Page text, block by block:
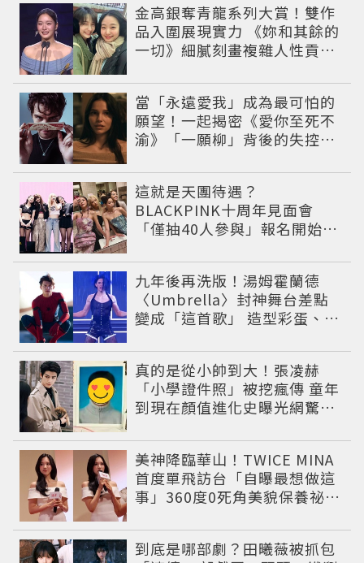
金高銀奪青龍系列大賞！雙作
品入圍展現實力 《妳和其餘的
一切》細膩刻畫複雜人性貢獻
當「永遠愛我」成為最可怕的
願望！一起揭密《愛你至死不
渝》「一願柳」背後的失控愛
這就是天團待遇？
BLACKPINK十周年見面會
「僅抽40人參與」報名開始到
九年後再洗版！湯姆霍蘭德
〈Umbrella〉封神舞台差點
變成「這首歌」 造型彩蛋、暖
真的是從小帥到大！張凌赫
「小學證件照」被挖瘋傳 童年
到現在顏值進化史曝光網驚：
美神降臨華山！TWICE MINA
首度單飛訪台「自曝最想做這
事」360度0死角美貌保養祕訣
到底是哪部劇？田曦薇被抓包